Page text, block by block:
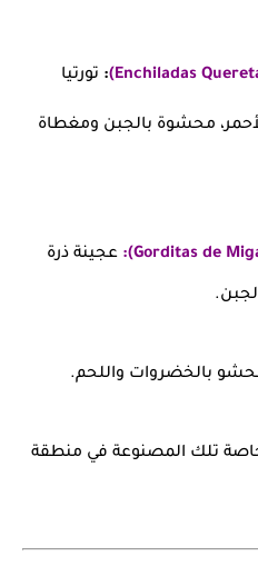
: تورتيا
محشوة بالجبن ومغطاة
عجينة ذرة
بالخضروات واللحم.
تلك المصنوعة في منطقة